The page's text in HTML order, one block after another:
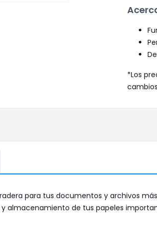
*Los
para tus documentos y archivos
almacenamiento de tus papeles